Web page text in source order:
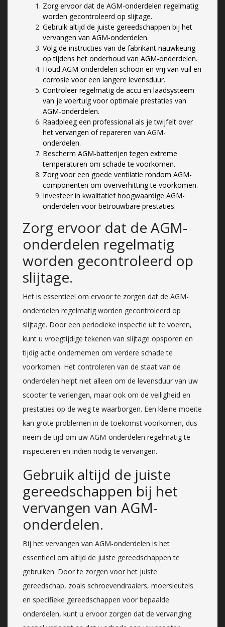
Zorg ervoor dat de AGM-onderdelen regelmatig
worden gecontroleerd op slijtage.
Gebruik altijd de juiste gereedschappen bij het
vervangen van AGM-onderdelen.
Volg de instructies van de fabrikant nauwkeurig
op tijdens het onderhoud van AGM-onderdelen.
Houd AGM-onderdelen schoon en vrij van vuil en
corrosie voor een langere levensduur.
Controleer regelmatig de accu en laadsysteem
van je voertuig voor optimale prestaties van
AGM-onderdelen.
Raadpleeg een professional als je twijfelt over
het vervangen of repareren van AGM-
onderdelen.
Bescherm AGM-batterijen tegen extreme
temperaturen om schade te voorkomen.
Zorg voor een goede ventilatie rondom AGM-
componenten om oververhitting te voorkomen.
Investeer in kwalitatief hoogwaardige AGM-
onderdelen voor betrouwbare prestaties.
Zorg ervoor dat de AGM-
onderdelen regelmatig
worden gecontroleerd op
slijtage.
Het is essentieel om ervoor te zorgen dat de AGM-
onderdelen regelmatig worden gecontroleerd op
slijtage. Door een periodieke inspectie uit te voeren,
kunt u vroegtijdige tekenen van slijtage opsporen en
tijdig actie ondernemen om verdere schade te
voorkomen. Het controleren van de staat van de
onderdelen helpt niet alleen om de levensduur van uw
scooter te verlengen, maar ook om de veiligheid en
prestaties op de weg te waarborgen. Een kleine moeite
kan grote problemen in de toekomst voorkomen, dus
neem de tijd om uw AGM-onderdelen regelmatig te
inspecteren en indien nodig te vervangen.
Gebruik altijd de juiste
gereedschappen bij het
vervangen van AGM-
onderdelen.
Bij het vervangen van AGM-onderdelen is het
essentieel om altijd de juiste gereedschappen te
gebruiken. Door te zorgen voor het juiste
gereedschap, zoals schroevendraaiers, moersleutels
en specifieke gereedschappen voor bepaalde
onderdelen, kunt u ervoor zorgen dat de vervanging